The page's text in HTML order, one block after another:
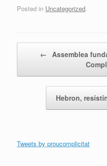
Posted in Uncategorized.
← Assemblea
Hebron,
Tweets by proucomplicitat